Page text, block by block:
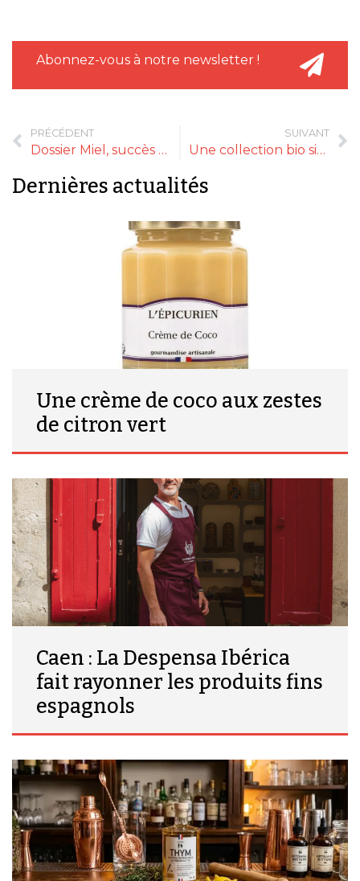
Abonnez-vous à notre newsletter !
PRÉCÉDENT
Dossier Miel, succès en rayons !
SUIVANT
Une collection bio signée Alain Milliat
Dernières actualités
Une crème de coco aux zestes
de citron vert
Caen : La Despensa Ibérica
fait rayonner les produits fins
espagnols